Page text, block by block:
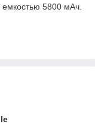
5800 мАч.